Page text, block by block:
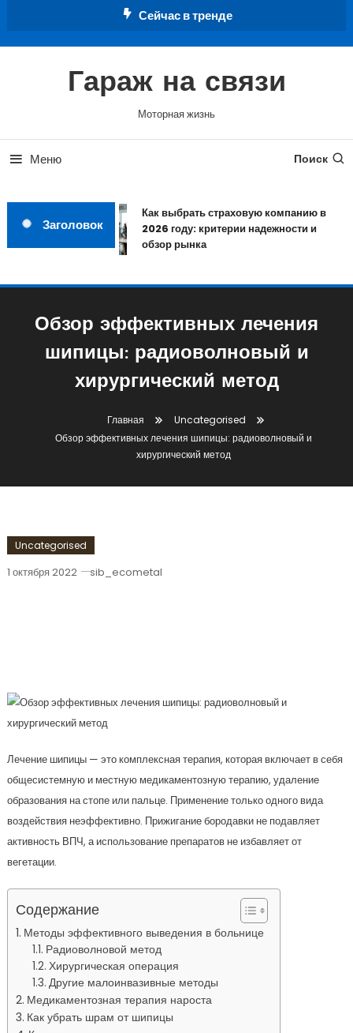
Сейчас в тренде
Гараж на связи
Моторная жизнь
Меню Поиск
Заголовок
Как выбрать страховую компанию в
2026 году: критерии надежности и
обзор рынка
Обзор эффективных лечения
шипицы: радиоволновый и
хирургический метод
Главная
Uncategorised
Обзор эффективных лечения шипицы: радиоволновый и
хирургический метод
Uncategorised
1 октября 2022 sib_ecometal
Лечение шипицы — это комплексная терапия, которая включает в себя
общесистемную и местную медикаментозную терапию, удаление
образования на стопе или пальце. Применение только одного вида
воздействия неэффективно. Прижигание бородавки не подавляет
активность ВПЧ, а использование препаратов не избавляет от
вегетации.
Содержание
Методы эффективного выведения в больнице
Радиоволновой метод
Хирургическая операция
Другие малоинвазивные методы
Медикаментозная терапия нароста
Как убрать шрам от шипицы